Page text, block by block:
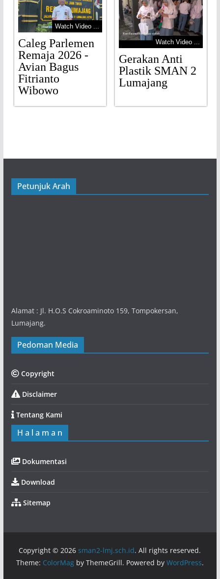
Watch Video ...
Caleg Parlemen
Remaja 2026 -
Avian Bagus
Fitrianto
Wibowo
Watch Video ...
Gerakan Anti
Plastik SMAN 2
Lumajang
Petunjuk Arah
Alamat : Jl. H.O.S Cokroaminoto 159, Tompokersan,
Lumajang.
Pedoman Media
Copyright
Disclaimer
Tentang Kami
H a l a m a n
Dokumentasi
Download
Sitemap
Copyright © 2026sman2-lmj.sch.id. All rights reserved.
Theme: ColorMagby ThemeGrill. Powered by WordPress.